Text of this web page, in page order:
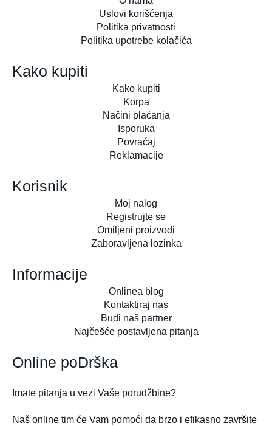
Uslovi korišćenja
Politika privatnosti
Politika upotrebe kolačića
Kako kupiti
Kako kupiti
Korpa
Načini plaćanja
Isporuka
Povraćaj
Reklamacije
Korisnik
Moj nalog
Registrujte se
Omiljeni proizvodi
Zaboravljena lozinka
Informacije
Onlinea blog
Kontaktiraj nas
Budi naš partner
Najčešće postavljena pitanja
Online poDrška
Imate pitanja u vezi Vaše porudžbine?
Naš online tim će Vam pomoći da brzo i efikasno završite